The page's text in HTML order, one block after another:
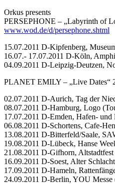
Orkus presents
PERSEPHONE – „Labyrinth of
www.wod.de/d/persephone.shtml
15.07.2011 D-Kipfenberg,
16.07.- 17.07.2011 D-Köln,
04.09.2011 D-Leipzig-Deutzen,
PLANET EMILY – „Live Dates“
02.07.2011 D-Aurich, Tag der
08.07.2011 D-Hamburg, Logo
17.07.2011 D-Emden, Hafen- und
06.08.2011 D-Schortens, Cafe-
13.08.2011 D-Bitterfeld/Saale,
19.08.2011 D-Lübeck, Hanse
21.08.2011 D-Gifhorn, Altstadtfest
16.09.2011 D-Soest, Alter
17.09.2011 D-Hameln,
24.09.2011 D-Berlin, YOU